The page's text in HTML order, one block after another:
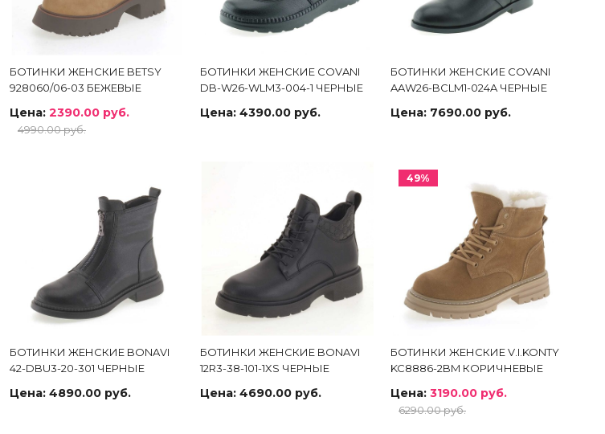
БОТИНКИ ЖЕНСКИЕ BETSY
928060/06-03 БЕЖЕВЫЕ
Цена: 2390.00 руб.
4990.00 руб.
БОТИНКИ ЖЕНСКИЕ COVANI
DB-W26-WLM3-004-1 ЧЕРНЫЕ
Цена: 4390.00 руб.
БОТИНКИ ЖЕНСКИЕ COVANI
AAW26-BCLM1-024A ЧЕРНЫЕ
Цена: 7690.00 руб.
БОТИНКИ ЖЕНСКИЕ BONAVI
42-DBU3-20-301 ЧЕРНЫЕ
Цена: 4890.00 руб.
БОТИНКИ ЖЕНСКИЕ BONAVI
12R3-38-101-1XS ЧЕРНЫЕ
Цена: 4690.00 руб.
49%
БОТИНКИ ЖЕНСКИЕ V.I.KONTY
KC8886-2BM КОРИЧНЕВЫЕ
Цена: 3190.00 руб.
6290.00 руб.